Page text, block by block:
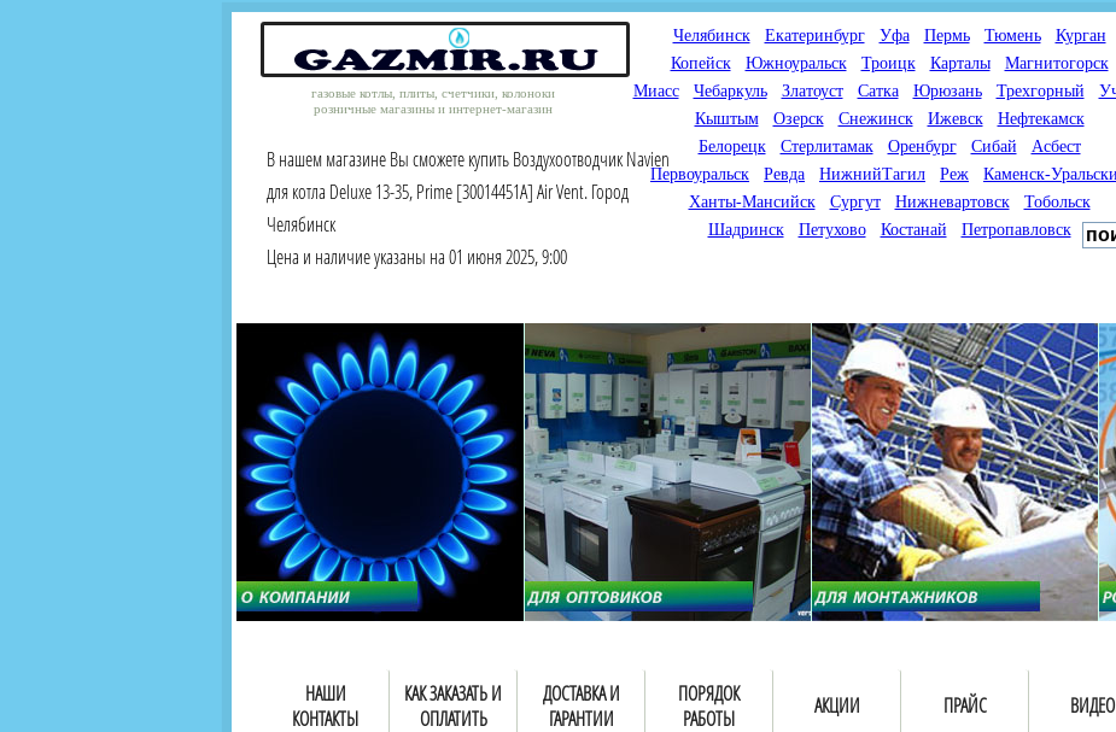
газовые котлы, плиты, счетчики, колоноки
розничные магазины и интернет-магазин
Челябинск Екатеринбург Уфа Пермь Тюмень
Курган
Копейск
Южноуральск Троицк Карталы
Магнитогорск
Миасс
Чебаркуль Златоуст Сатка Юрюзань Трехгорный
Кыштым
Озерск Снежинск Ижевск
Нефтекамск
Белорецк
Стерлитамак Оренбург Сибай
Асбест
Первоуральск
Ревда НижнийТагил Реж
Каменск-
Ханты-Мансийск
Сургут Нижневартовск
Тобольск
Шадринск
Петухово Костанай Петропавловск
В нашем магазине Вы сможете купить Воздухоотводчик Navien
для котла Deluxe 13-35, Prime [30014451A] Air Vent. Город
Челябинск
Цена и наличие указаны на 01 июня 2025, 9:00
Мы продаем газовые котлы
для отопления,
водонагреватели, счетчики
газа с доставкой по городам
России и Казахстана
Мы специализируемся на
снабжении магазинов
газового оборудования.
Предлагаем полный
ассортимент товара для
открытия магазина газового
оборудования в Вашем
городе. Мы знаем что будет
продаваться.
НАШИ
КОНТАКТЫ
КАК ЗАКАЗАТЬ И
ОПЛАТИТЬ
ДОСТАВКА И
ГАРАНТИИ
ПОРЯДОК
РАБОТЫ
АКЦИИ ПРАЙС ВИДЕО